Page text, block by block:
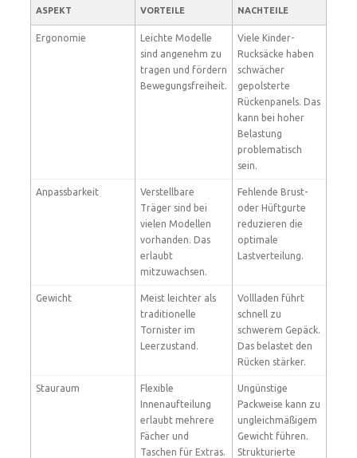
ASPEKT VORTEILE NACHTEILE
Ergonomie
Leichte Modelle
sind angenehm zu
tragen und fördern
Bewegungsfreiheit.
Viele Kinder-
Rucksäcke haben
schwächer
gepolsterte
Rückenpanels. Das
kann bei hoher
Belastung
problematisch
sein.
Anpassbarkeit
Verstellbare
Träger sind bei
vielen Modellen
vorhanden. Das
erlaubt
mitzuwachsen.
Fehlende Brust-
oder Hüftgurte
reduzieren die
optimale
Lastverteilung.
Gewicht
Meist leichter als
traditionelle
Tornister im
Leerzustand.
Vollladen führt
schnell zu
schwerem Gepäck.
Das belastet den
Rücken stärker.
Stauraum
Flexible
Innenaufteilung
erlaubt mehrere
Fächer und
Taschen für Extras.
Ungünstige
Packweise kann zu
ungleichmäßigem
Gewicht führen.
Strukturierte